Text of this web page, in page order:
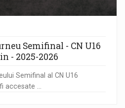
Semifinal - CN U16
- 2025-2026
Semifinal al CN U16
accesate ...